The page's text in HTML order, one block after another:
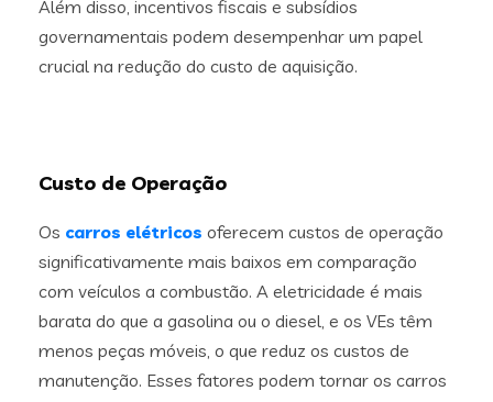
Além disso, incentivos fiscais e subsídios
governamentais podem desempenhar um papel
crucial na redução do custo de aquisição.
Custo de Operação
Os carros elétricos oferecem custos de operação
significativamente mais baixos em comparação
com veículos a combustão. A eletricidade é mais
barata do que a gasolina ou o diesel, e os VEs têm
menos peças móveis, o que reduz os custos de
manutenção. Esses fatores podem tornar os carros